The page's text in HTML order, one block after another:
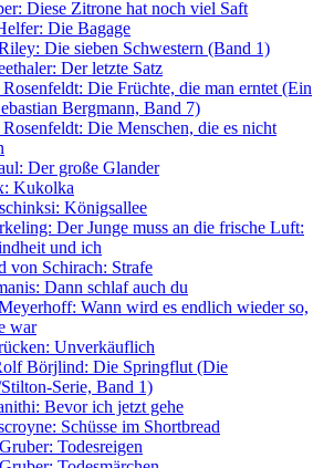
Diese Zitrone hat noch viel Saft
Die Bagage
Die sieben Schwestern (Band 1)
Der letzte Satz
Die Früchte, die man erntet (Ein
Bergmann, Band 7)
Die Menschen, die es nicht
Der große Glander
Kukolka
Königsallee
Der Junge muss an die frische Luft:
und ich
von Schirach: Strafe
Dann schlaf auch du
Wann wird es endlich wieder so,
war
Unverkäuflich
Börjlind: Die Springflut (Die
Serie, Band 1)
Bevor ich jetzt gehe
Schüsse im Shortbread
Todesreigen